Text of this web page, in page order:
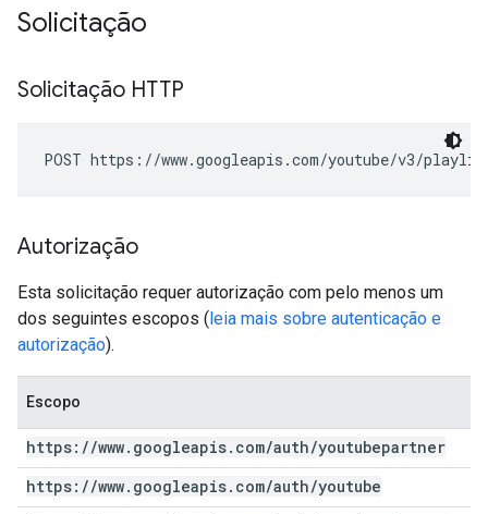
Solicitação
Solicitação HTTP
POST https://www.googleapis.com/youtube/v3/
Autorização
Esta solicitação requer autorização com pelo menos um
dos seguintes escopos (leia mais sobre autenticação e
autorização).
Escopo
https: //www. googleapis. com/auth/youtubepartner
https: //www. googleapis. com/auth/youtube